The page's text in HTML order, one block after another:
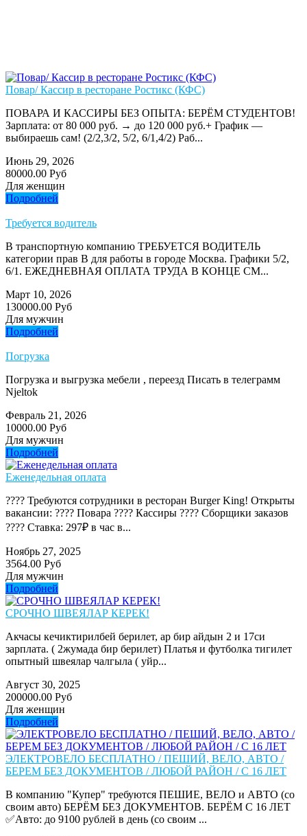
Повар/ Кассир в ресторане Ростикс (КФС)
ПОВАРА И КАССИРЫ БЕЗ ОПЫТА: БЕРЁМ СТУДЕНТОВ!
Зарплата: от 80 000 руб. → до 120 000 руб.+ График —
выбираешь сам! (2/2,3/2, 5/2, 6/1,4/2) Раб...
Июнь 29, 2026
80000.00 Руб
Для женщин
Подробней
Требуется водитель
В транспортную компанию ТРЕБУЕТСЯ ВОДИТЕЛЬ
категории прав В для работы в городе Москва. Графики 5/2,
6/1. ЕЖЕДНЕВНАЯ ОПЛАТА ТРУДА В КОНЦЕ СМ...
Март 10, 2026
130000.00 Руб
Для мужчин
Подробней
Погрузка
Погрузка и выгрузка мебели , переезд Писать в телеграмм
Njeltok
Февраль 21, 2026
10000.00 Руб
Для мужчин
Подробней
Еженедельная оплата
???? Требуются сотрудники в ресторан Burger King! Открыты
вакансии: ???? Повара ???? Кассиры ???? Сборщики заказов
???? Ставка: 297₽ в час в...
Ноябрь 27, 2025
3564.00 Руб
Для мужчин
Подробней
СРОЧНО ШВЕЯЛАР КЕРЕК!
Акчасы кечиктирилбей берилет, ар бир айдын 2 и 17си
зарплата. ( 2жумада бир берилет) Платья и футболка тигилет
опытный швеялар чалгыла ( уйр...
Август 30, 2025
200000.00 Руб
Для женщин
Подробней
ЭЛЕКТРОВЕЛО БЕСПЛАТНО / ПЕШИЙ, ВЕЛО, АВТО /
БЕРЕМ БЕЗ ДОКУМЕНТОВ / ЛЮБОЙ РАЙОН / С 16 ЛЕТ
В компанию "Купер" требуются ПЕШИЕ, ВЕЛО и АВТО (со
своим авто) БЕРЁМ БЕЗ ДОКУМЕНТОВ. БЕРЁМ С 16 ЛЕТ
✅Авто: до 9100 рублей в день (со своим ...